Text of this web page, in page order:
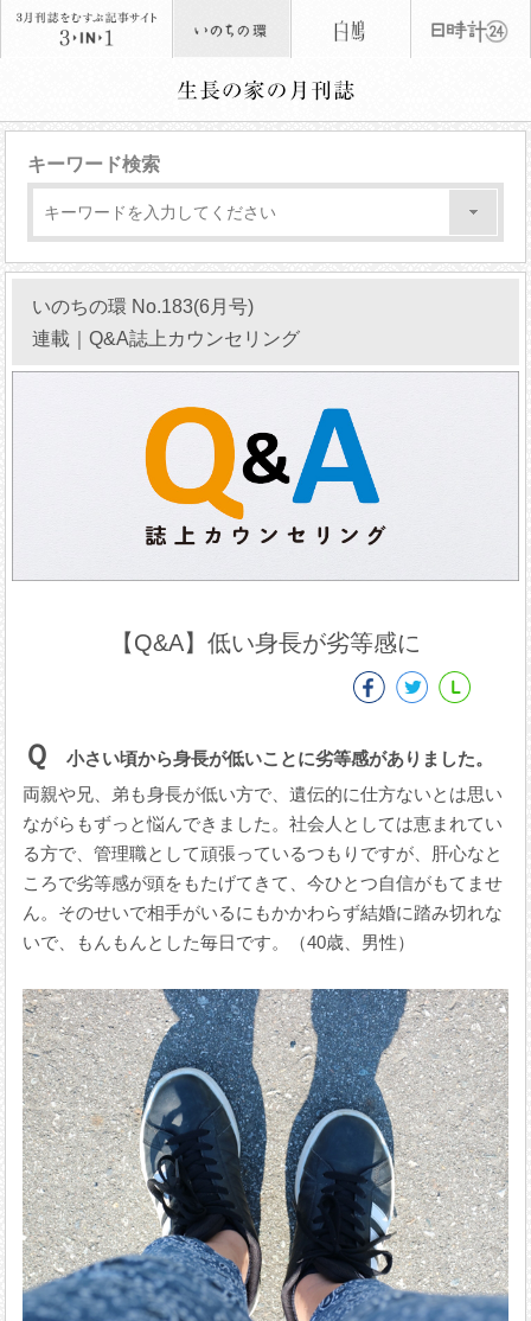
キーワード検索
いのちの環 No.183(6月号)
連載｜Q&A誌上カウンセリング
【Q&A】低い身長が劣等感に
Ｑ
小さい頃から身長が低いことに劣等感がありました。
両親や兄、弟も身長が低い方で、遺伝的に仕方ないとは思い
ながらもずっと悩んできました。社会人としては恵まれてい
る方で、管理職として頑張っているつもりですが、肝心なと
ころで劣等感が頭をもたげてきて、今ひとつ自信がもてませ
ん。そのせいで相手がいるにもかかわらず結婚に踏み切れな
いで、もんもんとした毎日です。（40歳、男性）